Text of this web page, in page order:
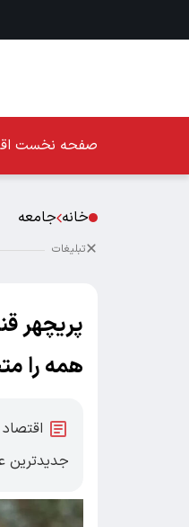
صفحه نخست
خانه جامعه
تبلیغات
پریچهر
همه را
جدیدترین